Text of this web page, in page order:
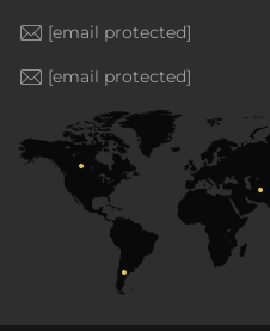
[email protected]
[email protected]